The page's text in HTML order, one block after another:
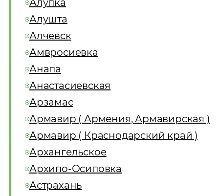
Алупка
Алушта
Алчевск
Амвросиевка
Анапа
Анастасиевская
Арзамас
Армавир ( Армения, Армавирская )
Армавир ( Краснодарский край )
Архангельское
Архипо-Осиповка
Астрахань